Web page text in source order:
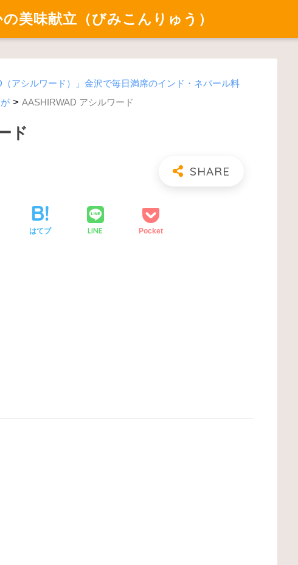
美味献立（びみこんりゅう）
（アシルワード）」金沢で毎日満席のインド・ネパール料
> AASHIRWAD アシルワード
ド
はてブ LINE Pocket